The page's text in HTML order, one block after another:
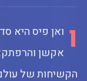
ו אקשן
הקשיחות של